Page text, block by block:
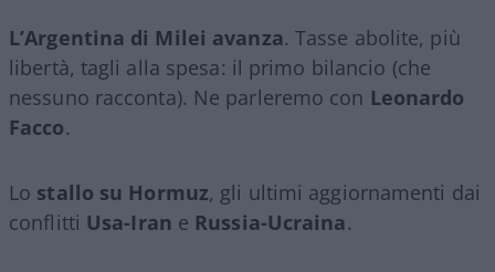
L’Argentina di Milei avanza. Tasse abolite, più
libertà, tagli alla spesa: il primo bilancio (che
nessuno racconta). Ne parleremo con Leonardo
Facco.
Lo stallo su Hormuz, gli ultimi aggiornamenti dai
conflitti Usa-Iran e Russia-Ucraina.